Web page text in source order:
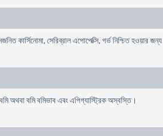
কার্সিনোমা, সেরিব্রাল এপোপেক্সি, গর্ভ নিশ্চিত হওয়ার
অথবা বমি বমিভাব এবং এপিগ্যাস্ট্রিক অস্বস্তি।